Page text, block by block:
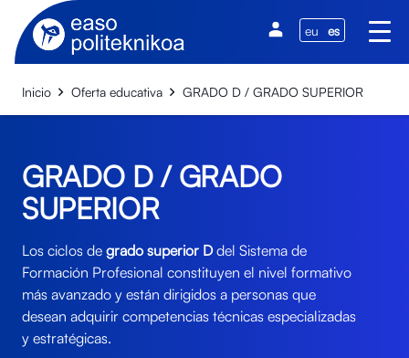
eu es
Inicio Oferta educativa GRADO D / GRADO SUPERIOR
GRADO D / GRADO
SUPERIOR
Los ciclos de grado superior Ddel Sistema de
Formación Profesional constituyen el nivel formativo
más avanzado y están dirigidos a personas que
desean adquirir competencias técnicas especializadas
y estratégicas.